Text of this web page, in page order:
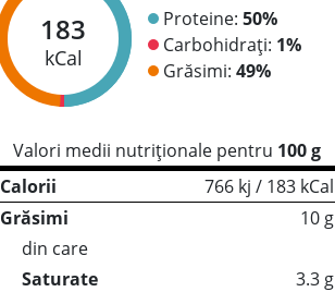
183
kCal
Proteine: 50%
Carbohidrați: 1%
Grăsimi: 49%
Valori medii nutriționale pentru 100 g
Calorii
766 kj / 183 kCal
Grăsimi
10 g
din care
Saturate
3.3 g